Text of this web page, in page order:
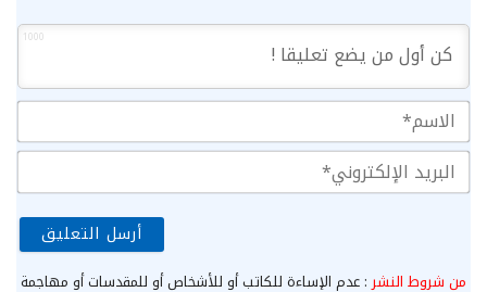
1000
من شروط النشر: عدم الإساءة للكاتب أو للأشخاص أو للمقدسات أو مهاجمة